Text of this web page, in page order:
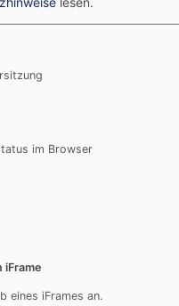
Wild, Anna Wild,
im Browser
iFrame
eines iFrames an.